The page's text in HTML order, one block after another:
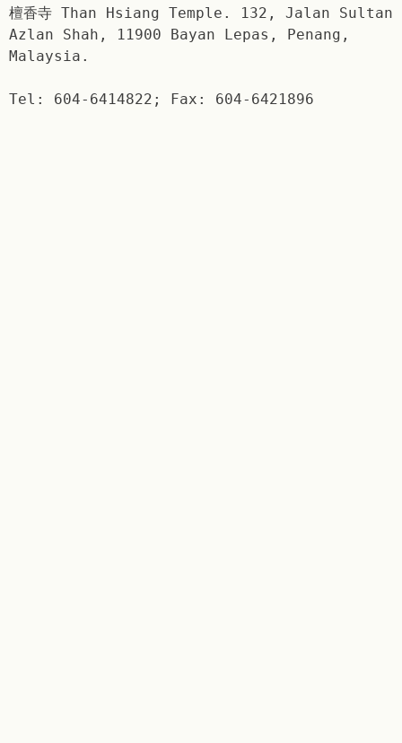
檀香寺 Than Hsiang Temple. 132, Jalan Sultan
Azlan Shah, 11900 Bayan Lepas, Penang,
Malaysia.
Tel: 604-6414822; Fax: 604-6421896